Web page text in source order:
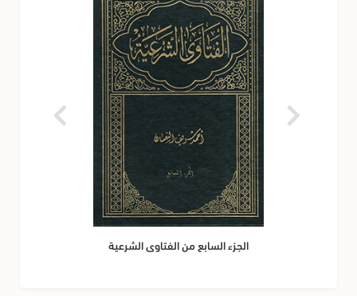
الجزء السابع من الفتاوى الشرعية